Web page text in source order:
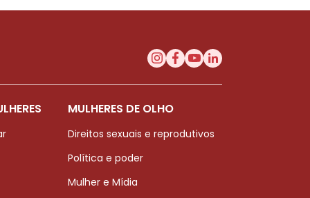
MULHERES DE OLHO
Direitos sexuais e reprodutivos
Política e poder
Mulher e Mídia